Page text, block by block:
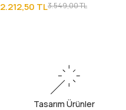
2.212,50 TL3.549,00 TL
Tasarım Ürünler